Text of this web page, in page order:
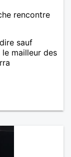
rencontre
sauf
mailleur des